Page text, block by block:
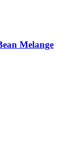
Melange